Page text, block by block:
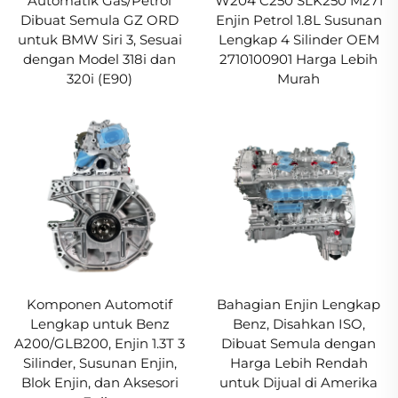
Dibuat Semula GZ ORD
untuk BMW Siri 3, Sesuai
dengan Model 318i dan
320i (E90)
Enjin Petrol 1.8L Susunan
Lengkap 4 Silinder OEM
2710100901 Harga Lebih
Murah
Komponen Automotif
Lengkap untuk Benz
A200/GLB200, Enjin 1.3T 3
Silinder, Susunan Enjin,
Blok Enjin, dan Aksesori
Bahagian Enjin Lengkap
Benz, Disahkan ISO,
Dibuat Semula dengan
Harga Lebih Rendah
untuk Dijual di Amerika